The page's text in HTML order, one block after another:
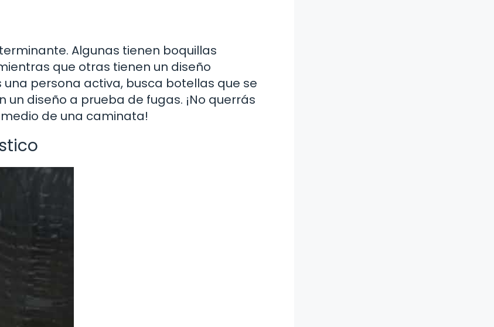
Algunas tienen boquillas
que otras tienen un diseño
persona activa, busca botellas que se
diseño a prueba de fugas. ¡No querrás
de una caminata!